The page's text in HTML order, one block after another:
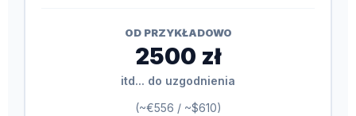
OD PRZYKŁADOWO
2500 zł
itd... do uzgodnienia
(~€556 / ~$610)